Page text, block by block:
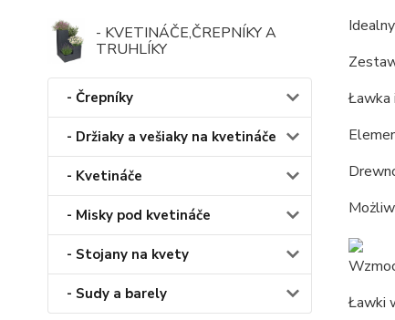
- KVETINÁČE,ČREPNÍKY A
TRUHLÍKY
- Črepníky
- Držiaky a vešiaky na kvetináče
- Kvetináče
- Misky pod kvetináče
- Stojany na kvety
- Sudy a barely
Ławka
Ławki